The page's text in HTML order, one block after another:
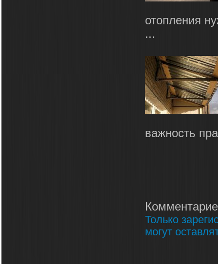
отопления
...
важность
Только
могут